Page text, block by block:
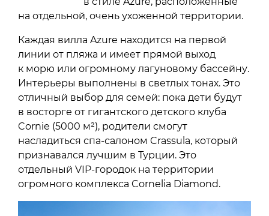
на отдельной, очень ухоженной территории.
Каждая вилла Azure находится на первой
линии от пляжа и имеет прямой выход
к морю или огромному лагуновому бассейну.
Интерьеры выполнены в светлых тонах. Это
отличный выбор для семей: пока дети будут
в восторге от гигантского детского клуба
Cornie (5000 м²), родители смогут
насладиться спа-салоном Crassula, который
признавался лучшим в Турции. Это
отдельный VIP-городок на территории
огромного комплекса Cornelia Diamond.